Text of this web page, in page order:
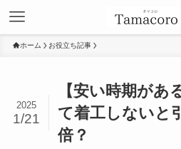
ホーム お役立ち記事
【安い時期があ
て着工しないと
倍？
2025
1/21